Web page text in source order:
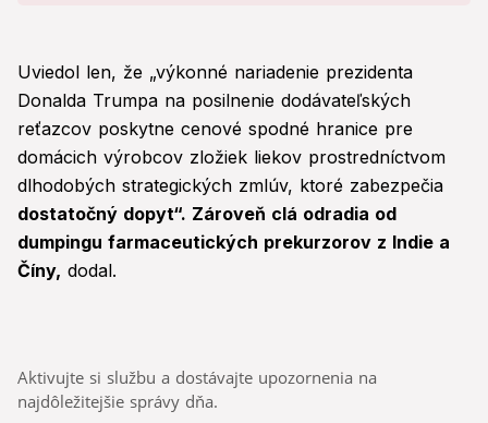
Uviedol len, že „výkonné nariadenie prezidenta
Donalda Trumpa na posilnenie dodávateľských
reťazcov poskytne cenové spodné hranice pre
domácich výrobcov zložiek liekov prostredníctvom
dlhodobých strategických zmlúv, ktoré zabezpečia
dostatočný dopyt“. Zároveň clá odradia od
dumpingu farmaceutických prekurzorov z Indie a
Číny, dodal.
Aktivujte si službu a dostávajte upozornenia na
najdôležitejšie správy dňa.